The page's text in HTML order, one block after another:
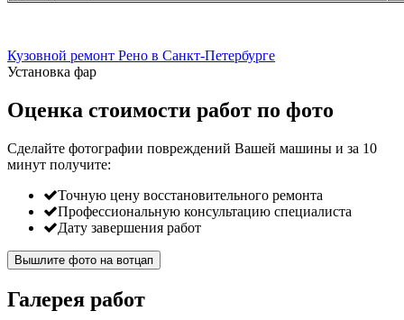
Кузовной ремонт Рено в Санкт-Петербурге
Установка фар
Оценка стоимости работ по фото
Сделайте фотографии повреждений Вашей машины и за 10
минут получите:
Точную цену восстановительного ремонта
Профессиональную консультацию специалиста
Дату завершения работ
Вышлите фото на вотцап
Галерея работ